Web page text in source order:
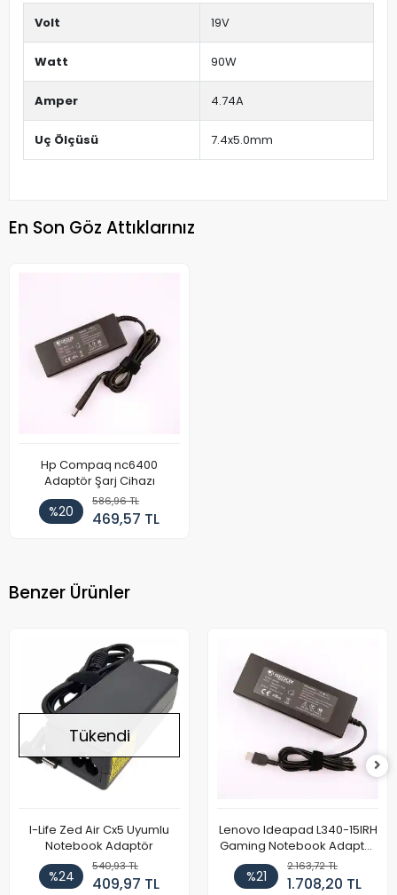
Volt 19V
Watt 90W
Amper 4.74A
Uç Ölçüsü 7.4x5.0mm
En Son Göz Attıklarınız
Hp Compaq nc6400
Adaptör Şarj Cihazı
%20
586,96 TL
469,57 TL
Benzer Ürünler
Tükendi
I-Life Zed Air Cx5 Uyumlu
Notebook Adaptör
%24
540,93 TL
409,97 TL
Lenovo Ideapad L340-15IRH
Gaming Notebook Adaptör
Cihazı Şarj Aleti (150W)
%21
2.163,72 TL
1.708,20 TL